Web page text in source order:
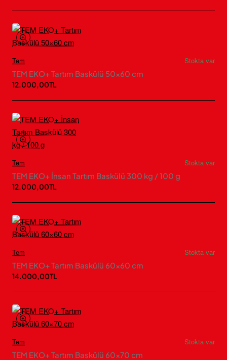
Tem
Stokta var
TEM EKO+ Tartım Baskülü 50×60 cm
12.000,00TL
Tem
Stokta var
TEM EKO+ İnsan Tartım Baskülü 300 kg / 100 g
12.000,00TL
Tem
Stokta var
TEM EKO+ Tartım Baskülü 60×60 cm
14.000,00TL
Tem
Stokta var
TEM EKO+ Tartım Baskülü 60×70 cm